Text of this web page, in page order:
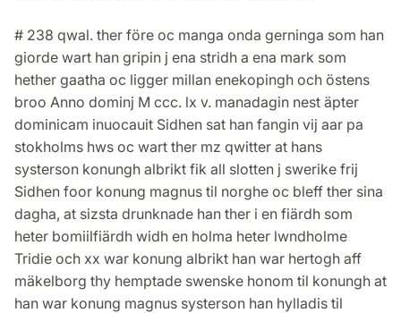
# 238 qwal. ther före oc manga onda gerninga som han
giorde wart han gripin j ena stridh a ena mark som
hether gaatha oc ligger millan enekopingh och östens
broo Anno dominj M ccc. lx v. manadagin nest äpter
dominicam inuocauit Sidhen sat han fangin vij aar pa
stokholms hws oc wart ther mz qwitter at hans
systerson konungh albrikt fik all slotten j swerike frij
Sidhen foor konung magnus til norghe oc bleff ther sina
dagha, at sizsta drunknade han ther i en fiärdh som
heter bomiilfiärdh widh en holma heter lwndholme
Tridie och xx war konung albrikt han war hertogh aff
mäkelborg thy hemptade swenske honom til konungh at
han war konung magnus systerson han hylladis til